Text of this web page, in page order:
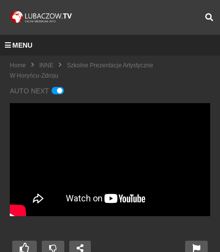
MENU
Home INNE
Szkolne Prezentacje Artystyczne
W Horyńcu-Zdroju
AUTO NEXT